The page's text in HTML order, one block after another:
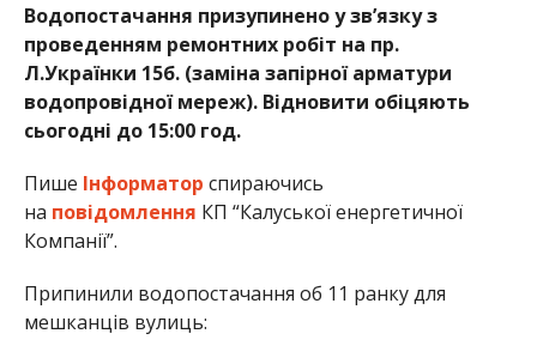
Водопостачання призупинено у зв’язку з
проведенням ремонтних робіт на пр.
Л.Українки 15б. (заміна запірної арматури
водопровідної мереж). Відновити обіцяють
сьогодні до 15:00 год.
Пише Інформатор спираючись
на повідомлення КП “Калуської енергетичної
Компанії”.
Припинили водопостачання об 11 ранку для
мешканців вулиць: